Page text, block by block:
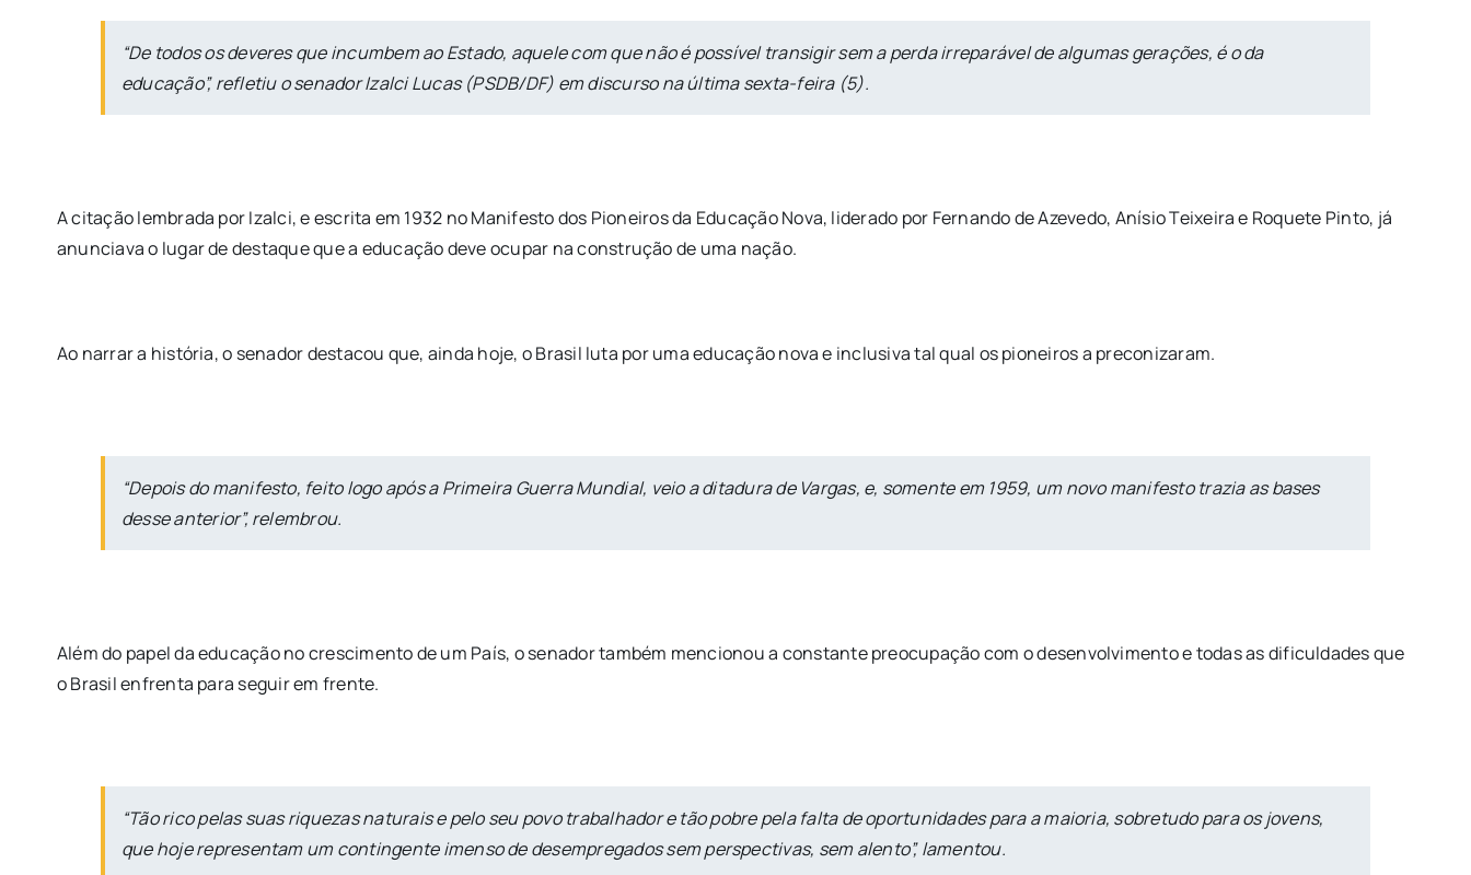
“De todos os deveres que incumbem ao Estado, aquele com que não é possível transigir sem a perda irreparável de algumas gerações, é o da
educação”, refletiu o senador Izalci Lucas (PSDB/DF) em discurso na última sexta-feira (5).
A citação lembrada por Izalci, e escrita em 1932 no Manifesto dos Pioneiros da Educação Nova, liderado por Fernando de Azevedo, Anísio Teixeira e Roquete Pinto, já
anunciava o lugar de destaque que a educação deve ocupar na construção de uma nação.
Ao narrar a história, o senador destacou que, ainda hoje, o Brasil luta por uma educação nova e inclusiva tal qual os pioneiros a preconizaram.
“Depois do manifesto, feito logo após a Primeira Guerra Mundial, veio a ditadura de Vargas, e, somente em 1959, um novo manifesto trazia as bases
desse anterior”, relembrou.
Além do papel da educação no crescimento de um País, o senador também mencionou a constante preocupação com o desenvolvimento e todas as dificuldades que
o Brasil enfrenta para seguir em frente.
“Tão rico pelas suas riquezas naturais e pelo seu povo trabalhador e tão pobre pela falta de oportunidades para a maioria, sobretudo para os jovens,
que hoje representam um contingente imenso de desempregados sem perspectivas, sem alento”, lamentou.